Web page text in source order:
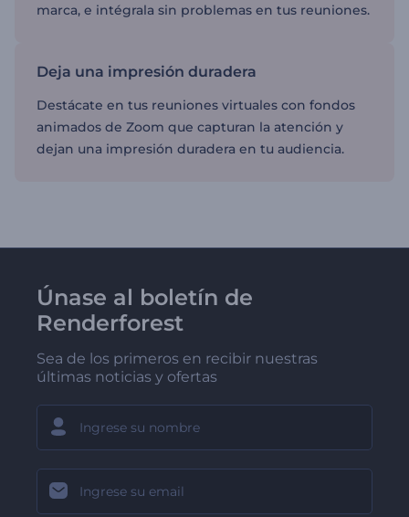
marca, e intégrala sin problemas en tus reuniones.
Deja una impresión duradera
Destácate en tus reuniones virtuales con fondos
animados de Zoom que capturan la atención y
dejan una impresión duradera en tu audiencia.
Únase al boletín de
Renderforest
Sea de los primeros en recibir nuestras
últimas noticias y ofertas